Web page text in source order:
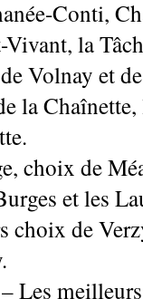
Conti,
la
Volnay et
la
choix de
et les
choix de
Les